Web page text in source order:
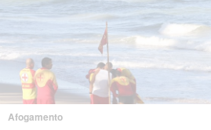
Afogamento